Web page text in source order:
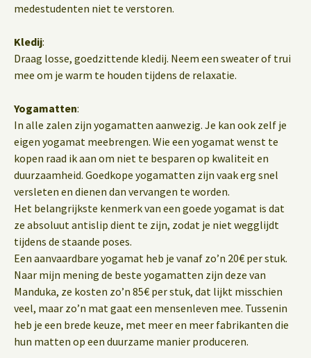
medestudenten niet te verstoren.
Kledij:
Draag losse, goedzittende kledij. Neem een sweater of trui
mee om je warm te houden tijdens de relaxatie.
Yogamatten:
In alle zalen zijn yogamatten aanwezig. Je kan ook zelf je
eigen yogamat meebrengen. Wie een yogamat wenst te
kopen raad ik aan om niet te besparen op kwaliteit en
duurzaamheid. Goedkope yogamatten zijn vaak erg snel
versleten en dienen dan vervangen te worden.
Het belangrijkste kenmerk van een goede yogamat is dat
ze absoluut antislip dient te zijn, zodat je niet wegglijdt
tijdens de staande poses.
Een aanvaardbare yogamat heb je vanaf zo’n 20€ per stuk.
Naar mijn mening de beste yogamatten zijn deze van
Manduka, ze kosten zo’n 85€ per stuk, dat lijkt misschien
veel, maar zo’n mat gaat een mensenleven mee. Tussenin
heb je een brede keuze, met meer en meer fabrikanten die
hun matten op een duurzame manier produceren.